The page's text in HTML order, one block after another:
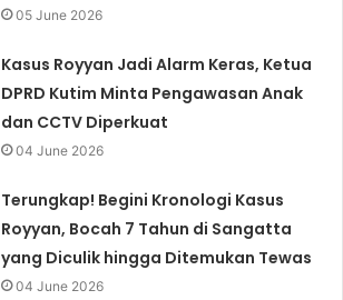
05 June 2026
Kasus Royyan Jadi Alarm Keras, Ketua
DPRD Kutim Minta Pengawasan Anak
dan CCTV Diperkuat
04 June 2026
Terungkap! Begini Kronologi Kasus
Royyan, Bocah 7 Tahun di Sangatta
yang Diculik hingga Ditemukan Tewas
04 June 2026